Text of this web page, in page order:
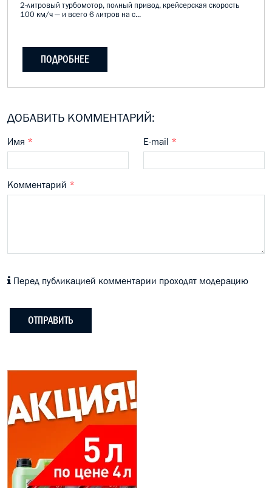
2-литровый турбомотор, полный привод, крейсерская скорость
100 км/ч — и всего 6 литров на с...
ПОДРОБНЕЕ
ДОБАВИТЬ КОММЕНТАРИЙ:
Имя * E-mail *
Комментарий *
Перед публикацией комментарии проходят модерацию
ОТПРАВИТЬ